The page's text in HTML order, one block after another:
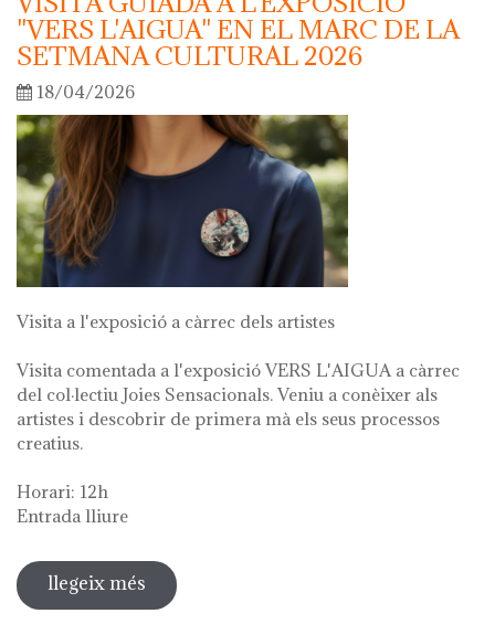
"VERS L'AIGUA" EN EL MARC DE LA
SETMANA CULTURAL 2026
18/04/2026
Visita a l'exposició a càrrec dels artistes
Visita comentada a l'exposició VERS L'AIGUA a càrrec
del col·lectiu Joies Sensacionals. Veniu a conèixer als
artistes i descobrir de primera mà els seus processos
creatius.
Horari: 12h
Entrada lliure
llegeix més sobre visita guiada a l'exposició "vers
l'aigua" en el marc de la setmana